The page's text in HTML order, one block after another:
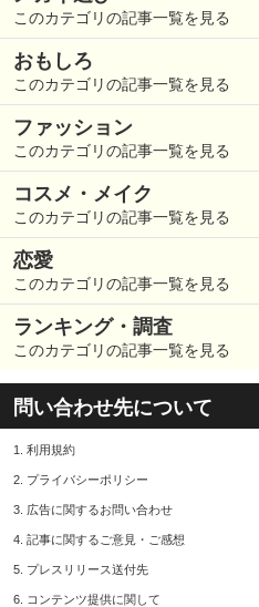
このカテゴリの記事一覧を見る
おもしろ
このカテゴリの記事一覧を見る
ファッション
このカテゴリの記事一覧を見る
コスメ・メイク
このカテゴリの記事一覧を見る
恋愛
このカテゴリの記事一覧を見る
ランキング・調査
このカテゴリの記事一覧を見る
問い合わせ先について
1. 利用規約
2. プライバシーポリシー
3. 広告に関するお問い合わせ
4. 記事に関するご意見・ご感想
5. プレスリリース送付先
6. コンテンツ提供に関して